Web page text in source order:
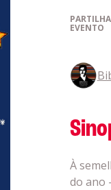
EVENTO
À
do ano